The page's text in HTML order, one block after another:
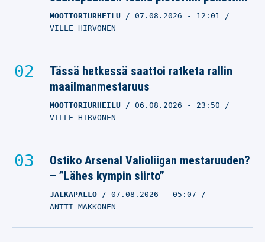
MOOTTORIURHEILU 07.08.2026 - 12:01
VILLE HIRVONEN
Tässä hetkessä saattoi ratketa rallin
maailmanmestaruus
MOOTTORIURHEILU 06.08.2026 - 23:50
VILLE HIRVONEN
Ostiko Arsenal Valioliigan mestaruuden?
– ”Lähes kympin siirto”
JALKAPALLO 07.08.2026 - 05:07
ANTTI MAKKONEN